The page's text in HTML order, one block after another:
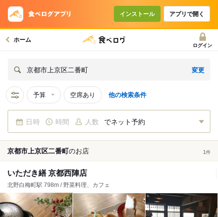
インストール アプリで開く
ホーム
ログイン
京都市上京区二番町 変更
予算 空席あり 他の検索条件
日時 時間 人数 でネット予約
京都市上京区二番町のお店 1 件
いただき繕 京都西陣店
北野白梅町駅 798m / 野菜料理、カフェ